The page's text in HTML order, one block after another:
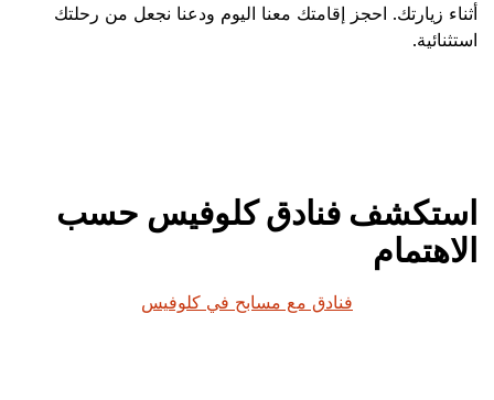
أثناء زيارتك. احجز إقامتك معنا اليوم ودعنا نجعل من رحلتك
استثنائية.
استكشف فنادق كلوفيس حسب
الاهتمام
فنادق مع مسابح في كلوفيس